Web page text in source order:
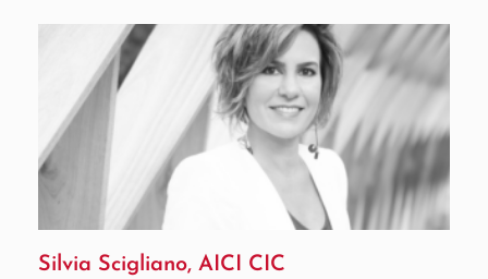
Silvia Scigliano, AICI CIC